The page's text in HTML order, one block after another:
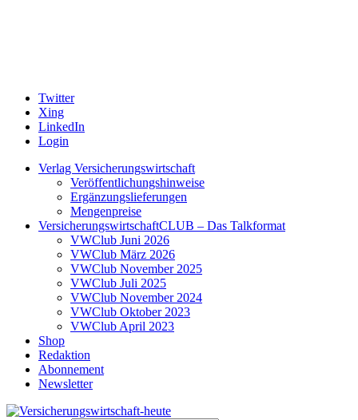
Twitter
Xing
LinkedIn
Login
Verlag Versicherungswirtschaft
Veröffentlichungshinweise
Ergänzungslieferungen
Mengenpreise
VersicherungswirtschaftCLUB – Das Talkformat
VWClub Juni 2026
VWClub März 2026
VWClub November 2025
VWClub Juli 2025
VWClub November 2024
VWClub Oktober 2023
VWClub April 2023
Shop
Redaktion
Abonnement
Newsletter